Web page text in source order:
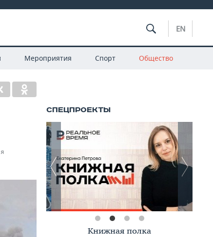
EN
Мероприятия Спорт Общество
Книжная полка